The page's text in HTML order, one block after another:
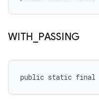
WITH PASSING
public static final